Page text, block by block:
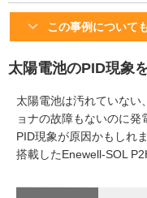
この事例について
太陽電池のPID現象
太陽電池は汚れていない
ョナの故障もないのに
PID現象が原因かもしれ
搭載したEnewell-SOL